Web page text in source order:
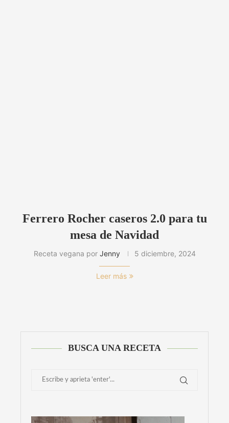
Ferrero Rocher caseros 2.0 para tu
mesa de Navidad
Receta vegana por Jenny 5 diciembre, 2024
Leer más
BUSCA UNA RECETA